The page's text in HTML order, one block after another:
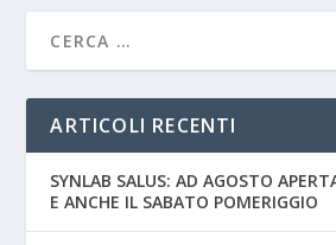
ARTICOLI RECENTI
SYNLAB SALUS: AD AGOSTO
E ANCHE IL SABATO POMERIGGIO